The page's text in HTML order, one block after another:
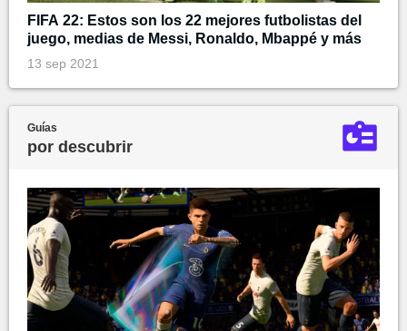
FIFA 22: Estos son los 22 mejores futbolistas del
juego, medias de Messi, Ronaldo, Mbappé y más
13 sep 2021
Guías
por descubrir